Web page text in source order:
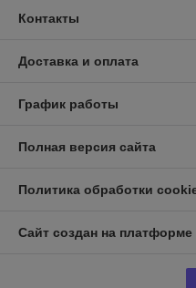
Контакты
Доставка и оплата
График работы
Полная версия сайта
Политика обработки
Сайт создан на платформе